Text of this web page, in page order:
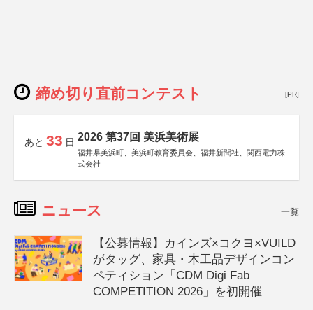
締め切り直前コンテスト [PR]
あと 33 日 2026 第37回 美浜美術展
福井県美浜町、美浜町教育委員会、福井新聞社、関西電力株
式会社
ニュース 一覧
【公募情報】カインズ×コクヨ×VUILD
がタッグ、家具・木工品デザインコン
ペティション「CDM Digi Fab
COMPETITION 2026」を初開催